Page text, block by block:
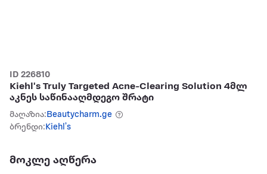
ID 226810
Kiehl's Truly Targeted Acne-Clearing Solution 4მლ
აკნეს საწინააღმდეგო შრატი
მაღაზია: Beautycharm.ge
ბრენდი: Kiehl’s
მოკლე აღწერა